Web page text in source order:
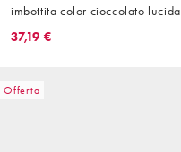
imbottita color cioccolato lucida
37,19 €
Offerta